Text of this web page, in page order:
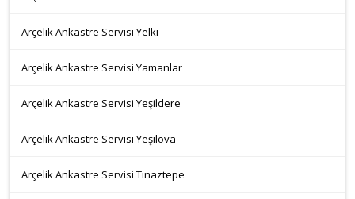
Arçelik Ankastre Servisi Yelki
Arçelik Ankastre Servisi Yamanlar
Arçelik Ankastre Servisi Yeşildere
Arçelik Ankastre Servisi Yeşilova
Arçelik Ankastre Servisi Tınaztepe